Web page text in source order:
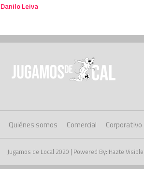
Danilo Leiva
Quiénes somos Comercial Corporativo
Jugamos de Local 2020 | Powered By: Hazte Visible